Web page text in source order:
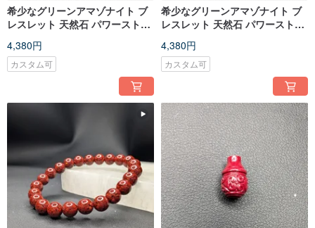
希少なグリーンアマゾナイト ブ
レスレット 天然石 パワーストー
ルブレスレット
4,380円
カスタム可
希少なグリーンアマゾナイト ブ
レスレット 天然石 パワーストー
4,380円
カスタム可